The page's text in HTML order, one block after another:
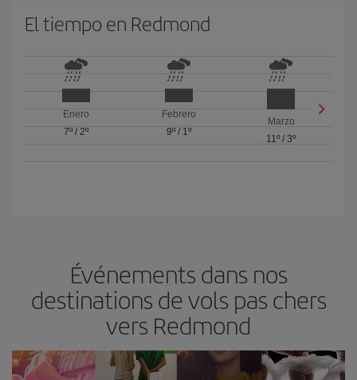
El tiempo en Redmond
Enero
7º/ 2º
Febrero
9º/ 1º
Marzo
11º /3º
Événements dans nos
destinations de vols pas chers
vers Redmond